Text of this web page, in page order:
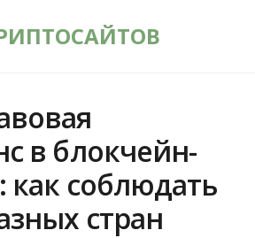
в блокчейн-
как соблюдать
стран